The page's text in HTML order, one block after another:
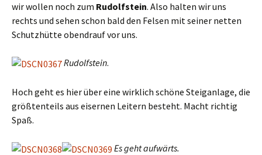
wir wollen noch zum Rudolfstein. Also halten wir uns
rechts und sehen schon bald den Felsen mit seiner netten
Schutzhütte obendrauf vor uns.
Rudolfstein.
Hoch geht es hier über eine wirklich schöne Steiganlage, die
größtenteils aus eisernen Leitern besteht. Macht richtig
Spaß.
Es geht aufwärts.